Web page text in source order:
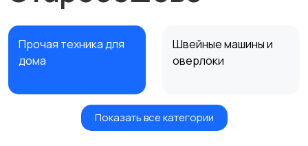
Прочая техника для
дома
Швейные машины и
оверлоки
Пылесосы
Показать все категории